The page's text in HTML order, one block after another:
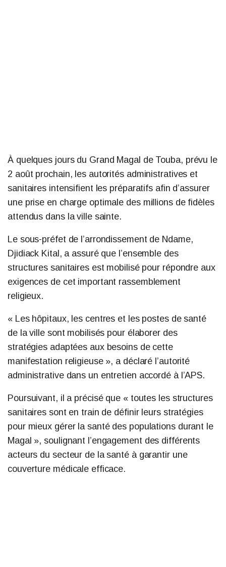
À quelques jours du Grand Magal de Touba, prévu le
2 août prochain, les autorités administratives et
sanitaires intensifient les préparatifs afin d’assurer
une prise en charge optimale des millions de fidèles
attendus dans la ville sainte.
Le sous-préfet de l’arrondissement de Ndame,
Djidiack Kital, a assuré que l’ensemble des
structures sanitaires est mobilisé pour répondre aux
exigences de cet important rassemblement
religieux.
« Les hôpitaux, les centres et les postes de santé
de la ville sont mobilisés pour élaborer des
stratégies adaptées aux besoins de cette
manifestation religieuse », a déclaré l’autorité
administrative dans un entretien accordé à l’APS.
Poursuivant, il a précisé que « toutes les structures
sanitaires sont en train de définir leurs stratégies
pour mieux gérer la santé des populations durant le
Magal », soulignant l’engagement des différents
acteurs du secteur de la santé à garantir une
couverture médicale efficace.